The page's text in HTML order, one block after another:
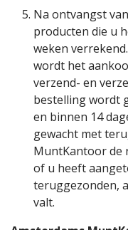
Na ontvangst
producten die u
weken
wordt het
verzend- en
bestelling wordt
en binnen 14
gewacht met
MuntKantoor de
of u heeft
teruggezonden,
valt.